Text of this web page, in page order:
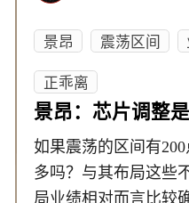
景昂 震荡区间
正乖离
景昂：芯片调整
如果震荡的区间有
多吗？与其布局这些
局业绩相对而言比较